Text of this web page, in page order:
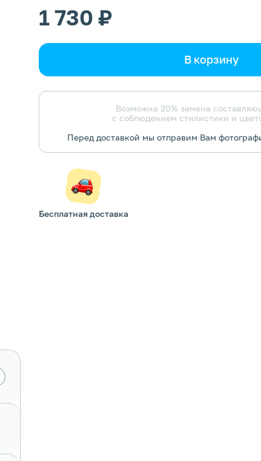
1 730 ₽
В корзину
Возможна 20% замена
с соблюдением стилистики и
Перед доставкой мы отправим Вам
Бесплатная доставка